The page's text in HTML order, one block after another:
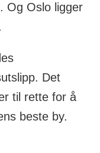
Og Oslo ligger
Det
til rette for å
beste by.